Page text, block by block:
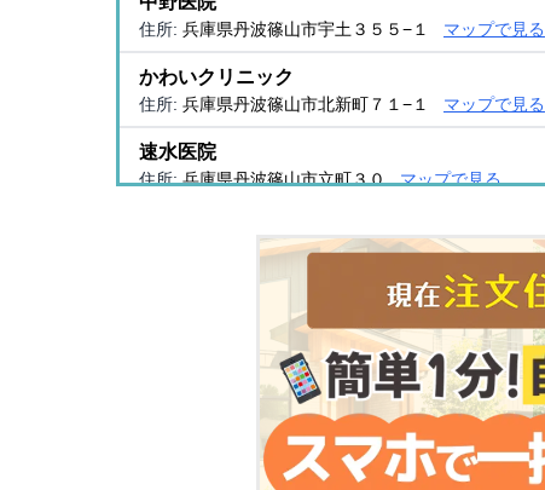
住所: 兵庫県丹波篠山市宇土３５５−１ マップで見る
かわいクリニック
住所: 兵庫県丹波篠山市北新町７１−１ マップで見る
速水医院
住所:兵庫県丹波篠山市立町３０ マップで見る
兵庫県丹波篠山市大熊６４ マップで見る
兵庫医科大学ささやま医療センター
兵庫県丹波篠山市黒岡5番地 マップで見る
兵庫県丹波篠山市黒岡１８４ マップで見る
篠山市休日診療所
兵庫県丹波篠山市黒岡１９１−１ マップで見る